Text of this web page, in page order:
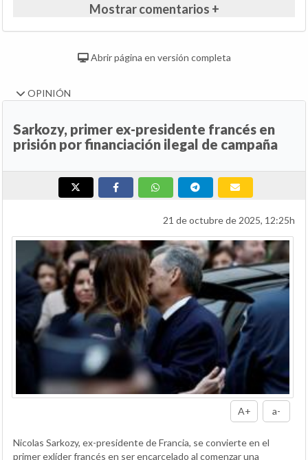
Mostrar comentarios +
Abrir página en versión completa
OPINIÓN
Sarkozy, primer ex-presidente francés en
prisión por financiación ilegal de campaña
21 de octubre de 2025, 12:25h
A+ a-
Nicolas Sarkozy, ex-presidente de Francia, se convierte en el
primer exlíder francés en ser encarcelado al comenzar una